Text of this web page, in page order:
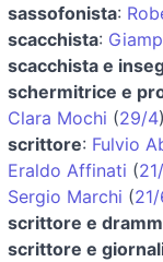
sassofonista:
scacchista:
scacchista e
schermitrice e
Clara Mochi (29/4)
scrittore: Fulvio
Eraldo Affinati (
Sergio Marchi (
scrittore e
scrittore e